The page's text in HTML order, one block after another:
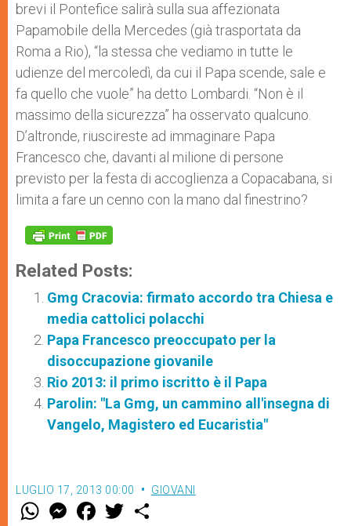
brevi il Pontefice salirà sulla sua affezionata
Papamobile della Mercedes (già trasportata da
Roma a Rio), “la stessa che vediamo in tutte le
udienze del mercoledì, da cui il Papa scende, sale e
fa quello che vuole” ha detto Lombardi. “Non è il
massimo della sicurezza” ha osservato qualcuno.
D’altronde, riuscireste ad immaginare Papa
Francesco che, davanti al milione di persone
previsto per la festa di accoglienza a Copacabana, si
limita a fare un cenno con la mano dal finestrino?
Related Posts:
Gmg Cracovia: firmato accordo tra Chiesa e
media cattolici polacchi
Papa Francesco preoccupato per la
disoccupazione giovanile
Rio 2013: il primo iscritto è il Papa
Parolin: "La Gmg, un cammino all'insegna di
Vangelo, Magistero ed Eucaristia"
LUGLIO 17, 2013 00:00 GIOVANI
W M
e
F
a w